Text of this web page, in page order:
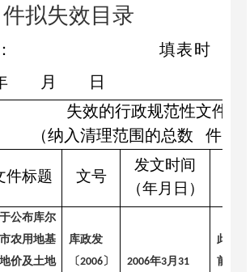
件拟失效目录
填表时
月
日
失效的行政规范性文件
（纳入清理范围的总数
件
件标题 文号
发文时间
（年月日）
公布库尔
农用地基
价及土地
库政发
〔2006〕
2006年3月 31
此文
前我